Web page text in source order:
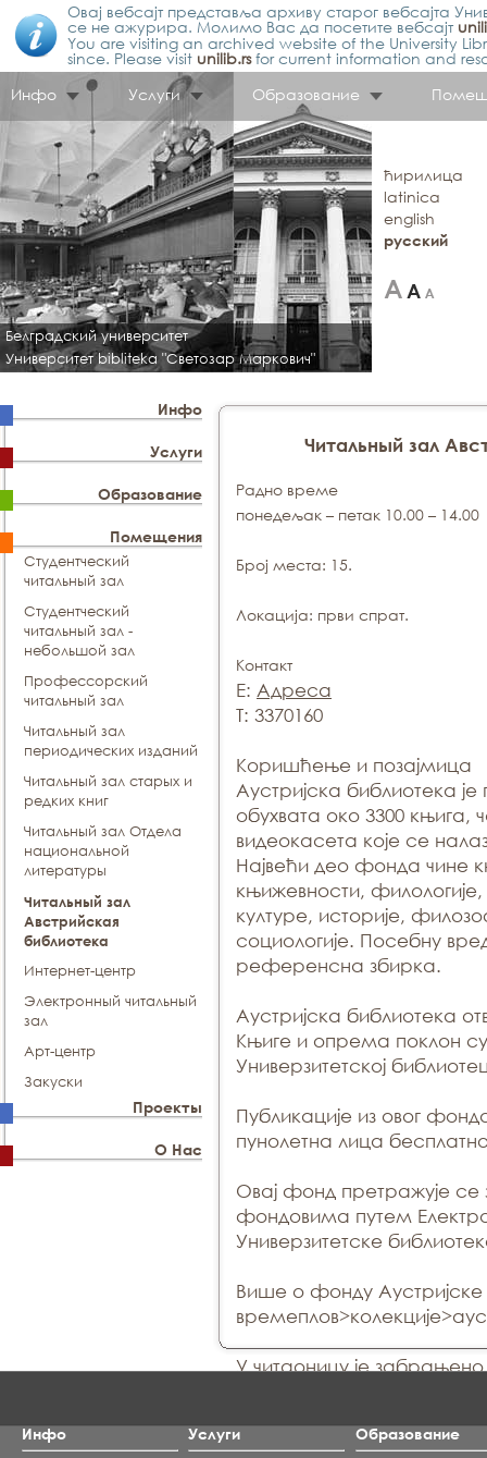
Овај вебсајт представља архиву старог вебсајта
се не ажурира. Молимо Вас да посетите вебсајт
You are visiting an archived website of the University
since. Please visit unilib.rsfor current information and
Инфо
Услуги Образование
Белградский университет
Университет bibliteka "Светозар Маркович"
ћирилица
latinica
english
русский
Инфо
Услуги
Образование
Помещения
Студентческий
читальный зал
Студентческий
читальный зал -
небольшой зал
Профессорский
читальный зал
Читальный зал
периодических изданий
Читальный зал старых и
редких книг
Читальный зал Отдела
национальной
литературы
Читальный зал
Aвстрийская
библиотека
Интернет-центр
Электронный читальный
зал
Арт-центр
Закуски
Проекты
О Нас
Читальный зал
Радно време
понедељак – петак 10.00 – 14.00
Број места: 15.
Локација: први спрат.
Контакт
E: Адреса
T: 3370160
Коришћење и позајмица
Аустријска библиотека
обухвата око 3300
видеокасета које се
Највећи део фонда чине
књижевности,
културе, историје,
социологије. Посебну
референсна збирка.
Аустријска библиотека
Књиге и опрема поклон
Универзитетској
Публикације из овог
пунолетна лица
Овај фонд претражује се
фондовима путем
Универзитетске
Више о фонду Аустријске
У читаоницу је
Инфо
Услуги
Образование